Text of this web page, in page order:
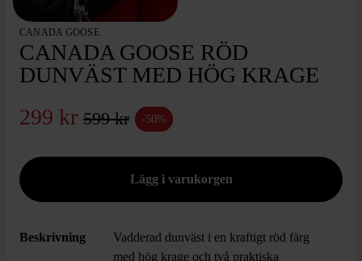
CANADA GOOSE
CANADA GOOSE RÖD
DUNVÄST MED HÖG KRAGE
299 kr 599 kr -50%
Beskrivning
Vadderad dunväst i en kraftigt röd färg
med hög krage och två praktiska